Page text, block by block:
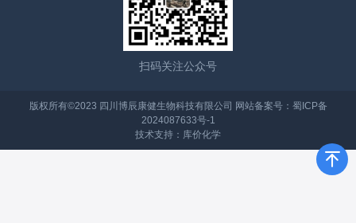
扫码关注公众号
版权所有©2023 四川博辰康健生物科技有限公司 网站备案号： 蜀ICP备
2024087633号-1
技术支持： 库价化学